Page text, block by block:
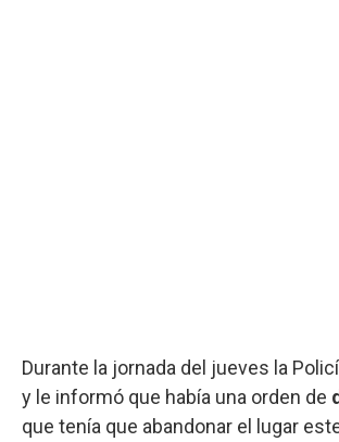
Durante la jornada del jueves la
y le informó que había una orden de
que tenía que abandonar el lugar